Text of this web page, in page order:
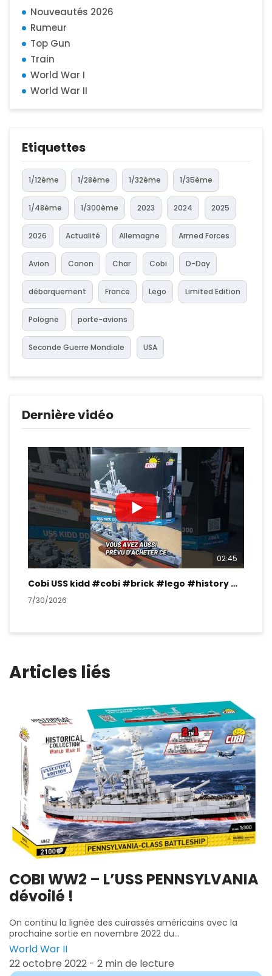
Nouveautés 2026
Rumeur
Top Gun
Train
World War I
World War II
Etiquettes
1/12ème 1/28ème 1/32ème 1/35ème
1/48ème 1/300ème 2023 2024 2025
2026 Actualité Allemagne Armed Forces
Avion Canon Char Cobi D-Day
débarquement France Lego Limited Edition
Pologne porte-avions
Seconde Guerre Mondiale USA
Dernière vidéo
02:45
Cobi USS kidd #cobi #brick #lego #history #ww2
7/30/2026
Articles liés
COBI WW2 – L’USS PENNSYLVANIA
dévoilé !
On continu la lignée des cuirassés américains avec la
prochaine sortie en novembre 2022 du...
World War II
22 octobre 2022 - 2 min de lecture